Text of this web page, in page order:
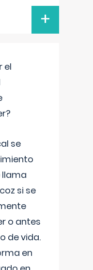
+
el
se
llama
si se
o antes
de vida.
en